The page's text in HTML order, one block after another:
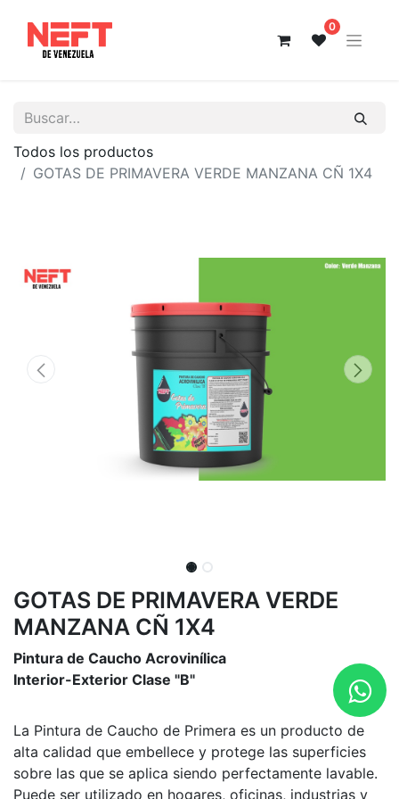
0
Todos los productos
GOTAS DE PRIMAVERA VERDE MANZANA CÑ 1X4
GOTAS DE PRIMAVERA VERDE
MANZANA CÑ 1X4
Pintura de Caucho Acrovinílica
Interior-Exterior Clase "B"
La Pintura de Caucho de Primera es un producto de
alta calidad que embellece y protege las superficies
sobre las que se aplica siendo perfectamente lavable.
Puede ser utilizado en hogares, oficinas, industrias y